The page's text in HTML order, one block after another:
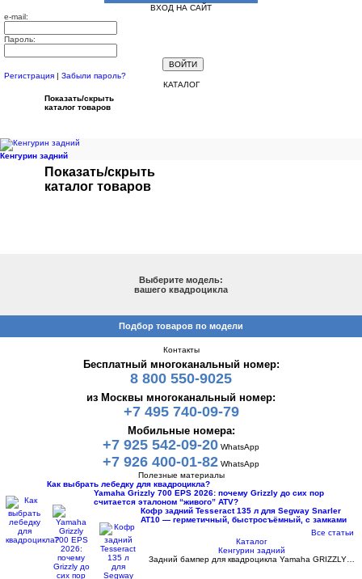
ВХОД НА САЙТ
e-mail:
Пароль:
Регистрация
Забыли пароль?
КАТАЛОГ
Показать/скрыть
каталог товаров
Кенгурин задний
Показать/скрыть
каталог товаров
Выберите модель:
вашего квадроцикла
Подбор товаров по модели
Контакты
Бесплатный многоканальный номер:
8 800 550-9025
из Москвы многоканальный номер:
+7 495 740-09-79
Мобильные номера:
+7 925 542-09-20 WhatsApp
+7 926 400-01-82 WhatsApp
Полезные материалы
Как выбрать лебедку для квадроцикла?
Yamaha Grizzly 700 EPS 2026: почему Grizzly до сих пор
считается эталоном “живого” ATV?
Кофр задний Tesseract 135 л для Segway Snarler
AT10 — герметичный, быстросъёмный, с замками
Все статьи
Каталог
Кенгурин задний
Задний бампер для квадроцикла Yamaha GRIZZLY…